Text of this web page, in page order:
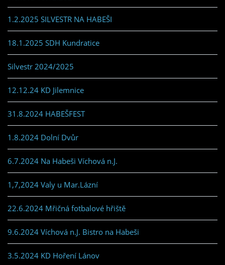
1.2.2025 SILVESTR NA HABEŠI
18.1.2025 SDH Kundratice
Silvestr 2024/2025
12.12.24 KD Jilemnice
31.8.2024 HABEŠFEST
1.8.2024 Dolní Dvůr
6.7.2024 Na Habeši Víchová n.J.
1,7,2024 Valy u Mar.Lázní
22.6.2024 Mřičná fotbalové hřiště
9.6.2024 Víchová n.J. Bistro na Habeši
3.5.2024 KD Hoření Lánov